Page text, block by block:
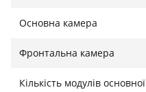
Основна камера
Фронтальна камера
Кількість модулів основної